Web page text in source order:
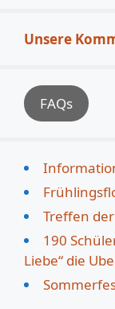
Unsere
FAQs
Treffen
190
Liebe“ die